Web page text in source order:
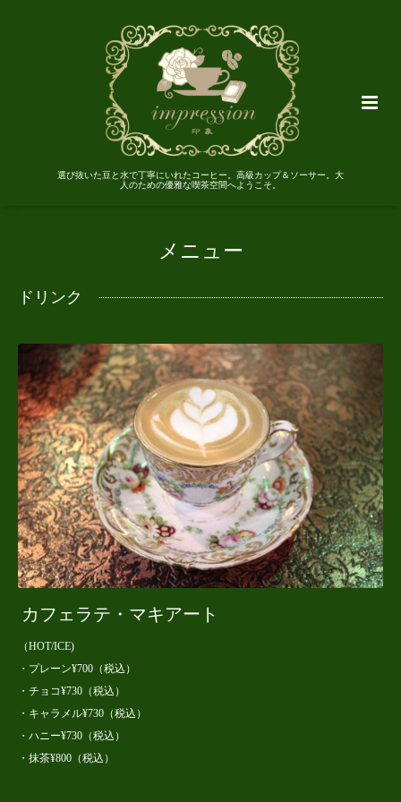
選び抜いた豆と水で丁寧にいれたコーヒー。高級カップ＆ソーサー。大
人のための優雅な喫茶空間へようこそ。
メニュー
ドリンク
カフェラテ・マキアート
（HOT/ICE)
・プレーン¥700（税込）
・チョコ¥730（税込）
・キャラメル¥730（税込）
・ハニー¥730（税込）
・抹茶¥800（税込）